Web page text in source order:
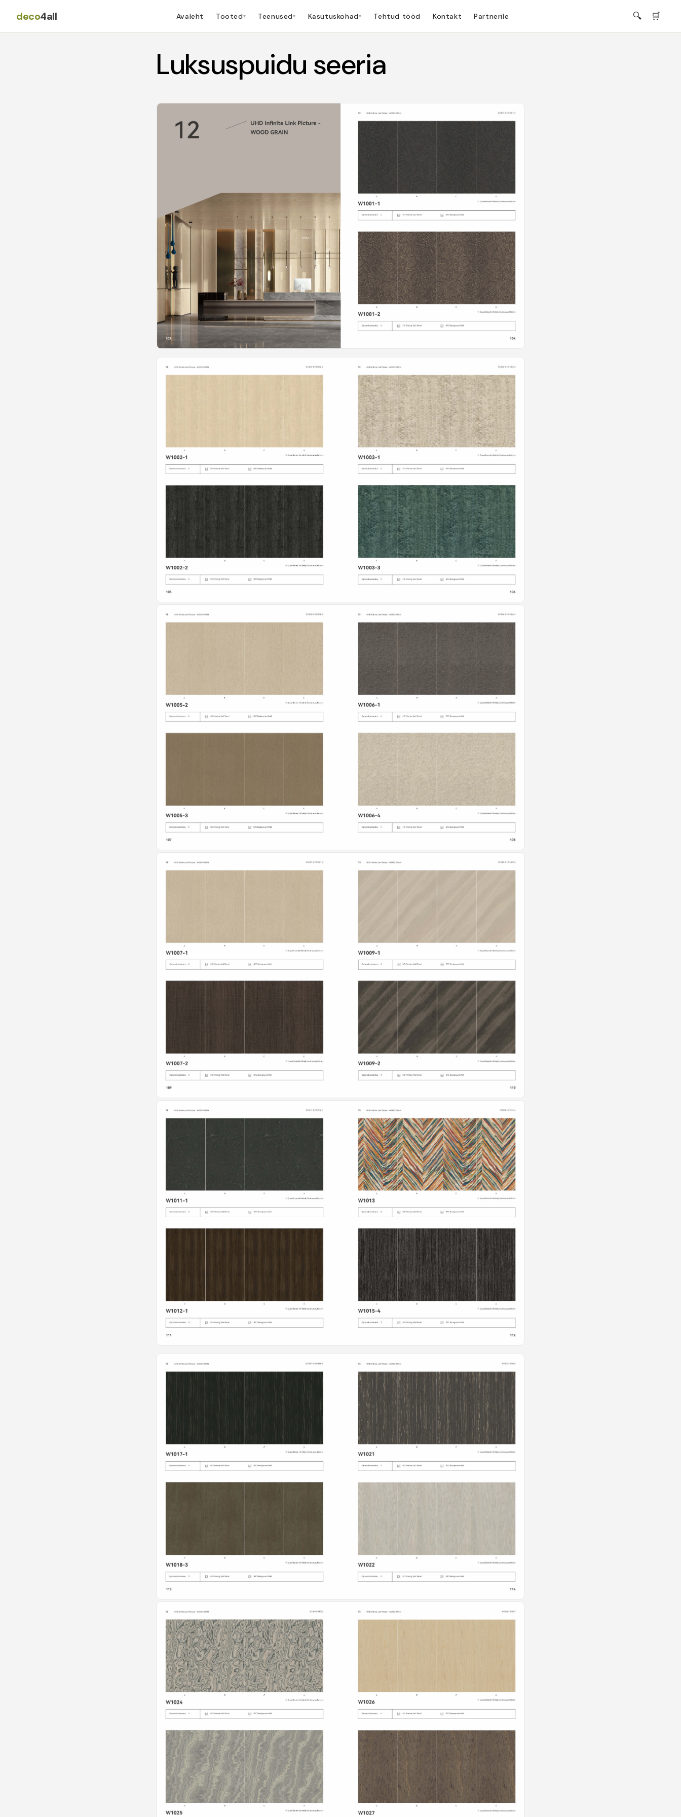
sisu
vahele
deco4all Avaleht Tooted▾ Teenused▾ Kasutuskohad▾ Tehtud tööd Kontakt Partnerile 🔍 🛒
Luksuspuidu seeria